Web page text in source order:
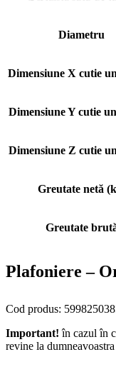
Diametru
Dimensiune X cutie
Dimensiune Y cutie
Dimensiune Z cutie
Greutate netă
Greutate
Plafoniere –
Cod produs:
Important! în cazul în
revine la